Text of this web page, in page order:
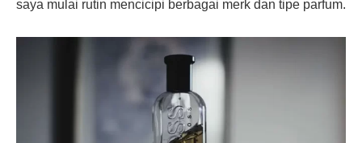
saya mulai rutin mencicipi berbagai merk dan tipe parfum.